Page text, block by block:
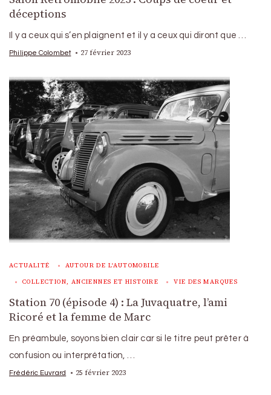
déceptions
Il y a ceux qui s’en plaignent et il y a ceux qui diront que …
Philippe Colombet 27 février 2023
ACTUALITÉ AUTOUR DE L'AUTOMOBILE
COLLECTION, ANCIENNES ET HISTOIRE VIE DES MARQUES
Station 70 (épisode 4) : La Juvaquatre, l’ami
Ricoré et la femme de Marc
En préambule, soyons bien clair car si le titre peut prêter à
confusion ou interprétation, …
Frédéric Euvrard 25 février 2023